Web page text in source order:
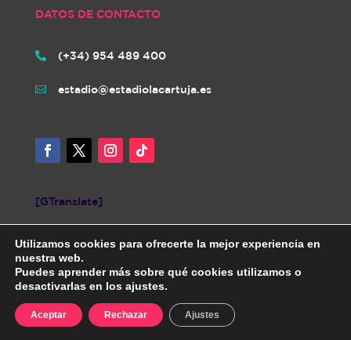
DATOS DE CONTACTO
 (+34) 954 489 400
 estadio@estadiolacartuja.es
[GTranslate]
LEGAL| POLÍTICA DE PRIVACIDAD|POLÍTICA DE COOKIES
Utilizamos cookies para ofrecerte la mejor experiencia en
nuestra web.
Puedes aprender más sobre qué cookies utilizamos o
desactivarlas en los ajustes.
Aceptar Rechazar Ajustes